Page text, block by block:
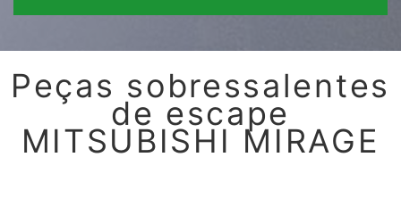
Peças sobressalentes
de escape
MITSUBISHI MIRAGE